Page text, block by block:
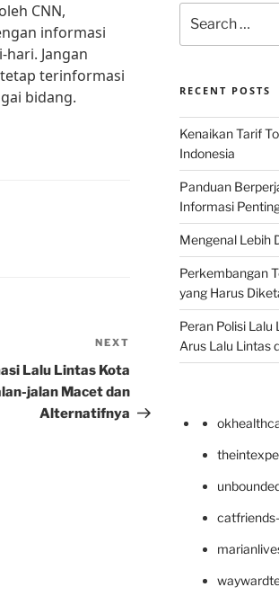
CNN,
informasi
Jangan
terinformasi
bidang.
NEXT
Lalu Lintas Kota
jalan Macet dan
Alternatifnya
for:
RECENT POSTS
Kenaikan Tarif
Indonesia
Panduan
Informasi
Mengenal Lebih
Perkembangan
yang Harus
Peran Polisi
Arus Lalu Lintas